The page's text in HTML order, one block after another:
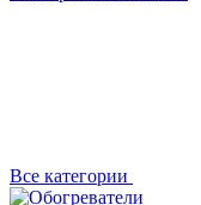
Все категории